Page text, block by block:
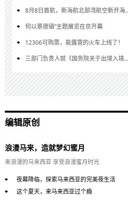
8月8日首航，新海航北部湾航空新开海
何以景德镇”主题展览在京开幕
12306可购票，能露营的火车上线了！
三部门负责人就《国务院关于出境入境...
编辑原创
浪漫马来，造就梦幻蜜月
来浪漫的马来西亚 享受浪漫蜜月时光
夜幕降临，探索马来西亚的完美夜生活
这个夏天，来马来西亚过个瘾